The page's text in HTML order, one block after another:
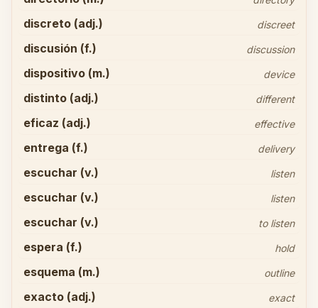
discreto (adj.) discreet
discusión (f.) discussion
dispositivo (m.) device
distinto (adj.) different
eficaz (adj.) effective
entrega (f.) delivery
escuchar (v.) listen
escuchar (v.) listen
escuchar (v.) to listen
espera (f.) hold
esquema (m.) outline
exacto (adj.) exact